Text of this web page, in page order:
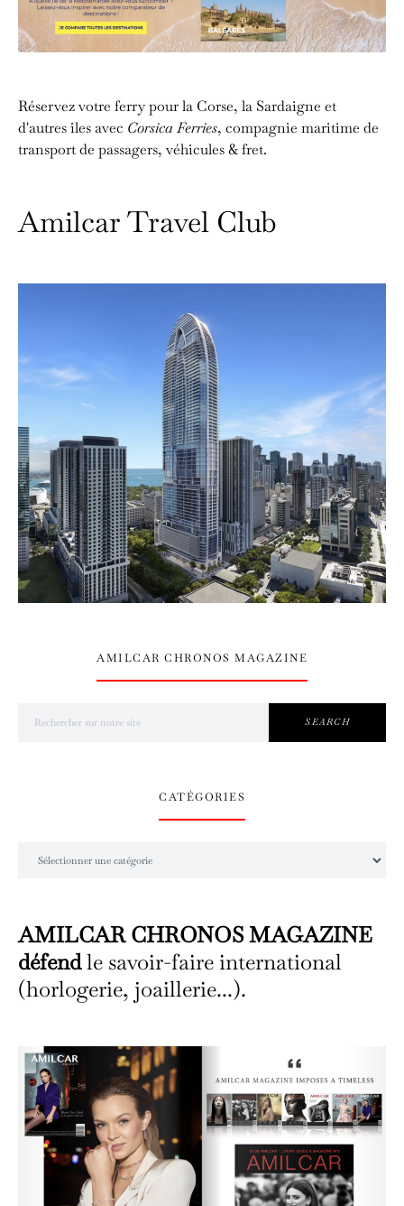
Réservez votre ferry pour la Corse, la Sardaigne et
d'autres îles avec Corsica Ferries, compagnie maritime de
transport de passagers, véhicules & fret.
Amilcar Travel Club
AMILCAR CHRONOS MAGAZINE
SEARCH
CATÉGORIES
AMILCAR CHRONOS MAGAZINE
défendle savoir-faire international
(horlogerie, joaillerie...).